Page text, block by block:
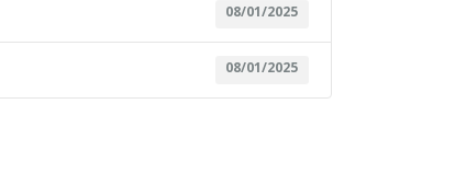
08/01/2025
08/01/2025